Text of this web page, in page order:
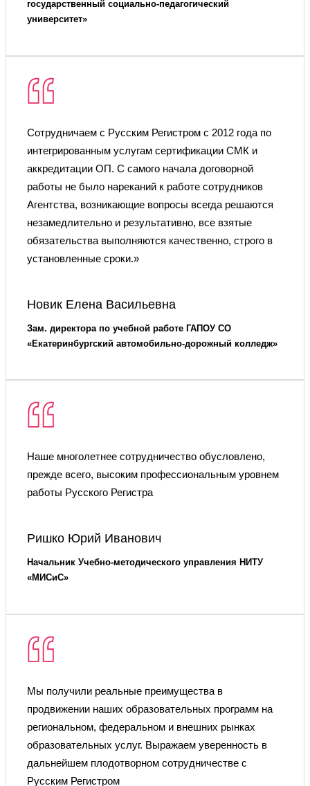
государственный социально-педагогический
университет»
Сотрудничаем с Русским Регистром с 2012 года по
интегрированным услугам сертификации СМК и
аккредитации ОП. С самого начала договорной
работы не было нареканий к работе сотрудников
Агентства, возникающие вопросы всегда решаются
незамедлительно и результативно, все взятые
обязательства выполняются качественно, строго в
установленные сроки.»
Новик Елена Васильевна
Зам. директора по учебной работе ГАПОУ СО
«Екатеринбургский автомобильно-дорожный колледж»
Наше многолетнее сотрудничество обусловлено,
прежде всего, высоким профессиональным уровнем
работы Русского Регистра
Ришко Юрий Иванович
Начальник Учебно-методического управления НИТУ
«МИСиС»
Мы получили реальные преимущества в
продвижении наших образовательных программ на
региональном, федеральном и внешних рынках
образовательных услуг. Выражаем уверенность в
дальнейшем плодотворном сотрудничестве с
Русским Регистром